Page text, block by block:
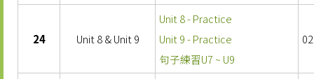
24 Unit 8 & Unit 9
Unit 8 - Practice
Unit 9 - Practice
句子練習U7 ~ U9